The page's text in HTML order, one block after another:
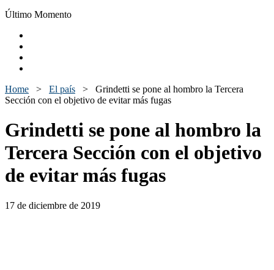
Último Momento
Home > El país > Grindetti se pone al hombro la Tercera
Sección con el objetivo de evitar más fugas
Grindetti se pone al hombro la
Tercera Sección con el objetivo
de evitar más fugas
17 de diciembre de 2019